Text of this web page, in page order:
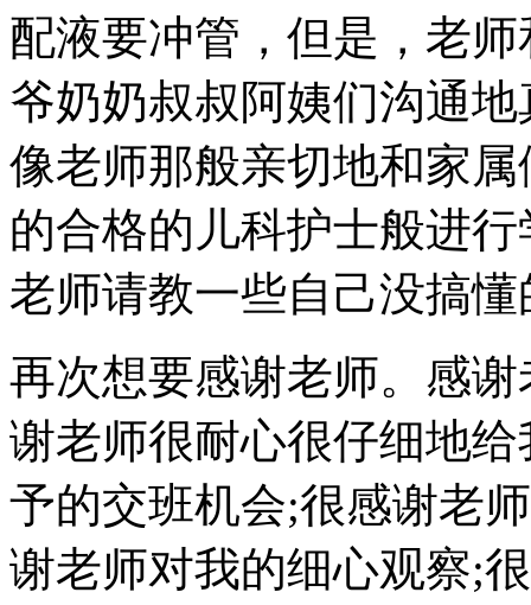
配液要冲管，但是，老
爷奶奶叔叔阿姨们沟通
像老师那般亲切地和家
的合格的儿科护士般进
老师请教一些自己没搞
再次想要感谢老师。感
谢老师很耐心很仔细地
予的交班机会;很感谢老
谢老师对我的细心观察;